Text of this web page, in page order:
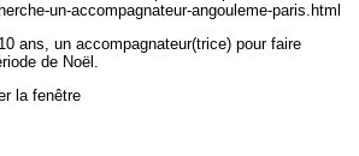
un-accompagnateur-angouleme-paris.html
ans, un accompagnateur(trice) pour faire
de Noël.
la fenêtre